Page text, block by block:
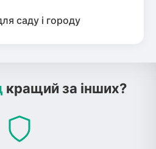
саду і городу
кращий за інших?